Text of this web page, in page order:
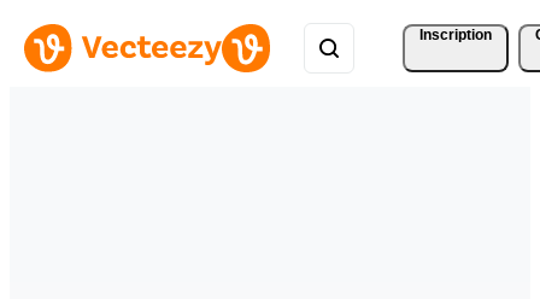
Inscription